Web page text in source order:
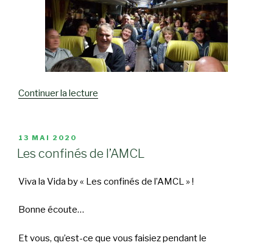
Continuer la lecture
carnaval
Granville. »
PUBLIÉ
LE
13 MAI 2020
Les confinés de l’AMCL
Viva la Vida by « Les confinés de l’AMCL » !
Bonne écoute…
Et vous, qu’est-ce que vous faisiez pendant le